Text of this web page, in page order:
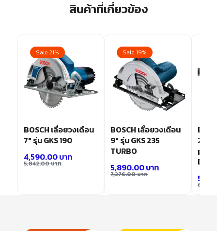
สินค้าที่เกี่ยวข้อง
Sale 21%
BOSCH เลื่อยวงเดือน
7″ รุ่น GKS 190
5,842.00บาท
4,590.00บาท
Sale 19%
BOSCH เลื่อยวงเดือน
9″ รุ่น GKS 235
TURBO
7,276.00บาท
5,890.00บาท
24ม
plus
DFR